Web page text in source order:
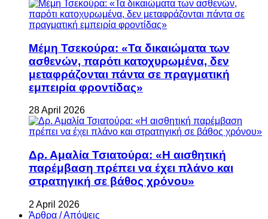
Μέμη Τσεκούρα: «Τα δικαιώματα των
ασθενών, παρότι κατοχυρωμένα, δεν
μεταφράζονται πάντα σε πραγματική
εμπειρία φροντίδας»
28 April 2026
Δρ. Αμαλία Τσιατούρα: «Η αισθητική
παρέμβαση πρέπει να έχει πλάνο και
στρατηγική σε βάθος χρόνου»
2 April 2026
Άρθρα / Απόψεις